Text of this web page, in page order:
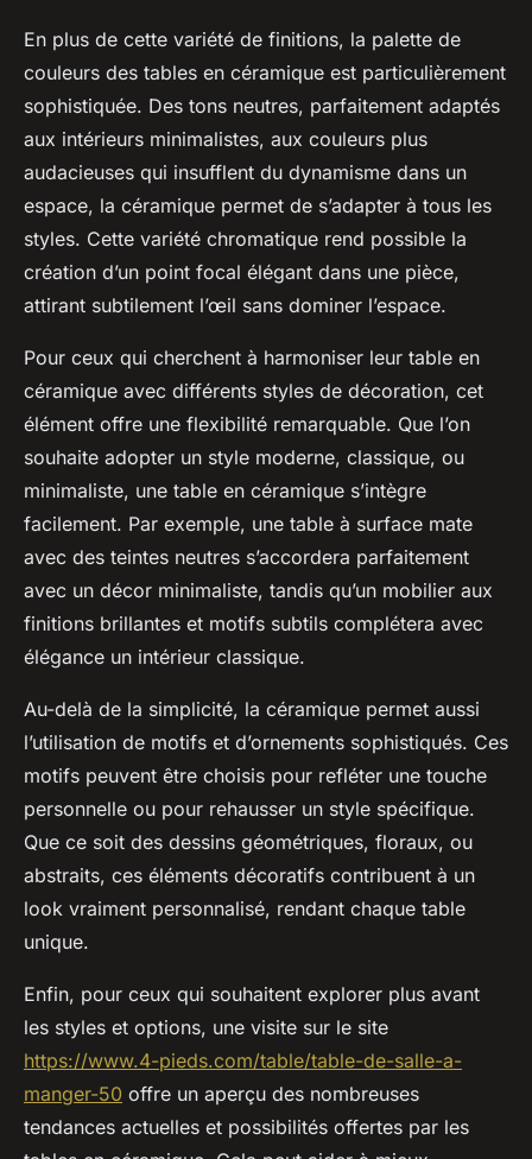
En plus de cette variété de finitions, la palette de
couleurs des tables en céramique est particulièrement
sophistiquée. Des tons neutres, parfaitement adaptés
aux intérieurs minimalistes, aux couleurs plus
audacieuses qui insufflent du dynamisme dans un
espace, la céramique permet de s’adapter à tous les
styles. Cette variété chromatique rend possible la
création d’un point focal élégant dans une pièce,
attirant subtilement l’œil sans dominer l’espace.
Pour ceux qui cherchent à harmoniser leur table en
céramique avec différents styles de décoration, cet
élément offre une flexibilité remarquable. Que l’on
souhaite adopter un style moderne, classique, ou
minimaliste, une table en céramique s’intègre
facilement. Par exemple, une table à surface mate
avec des teintes neutres s’accordera parfaitement
avec un décor minimaliste, tandis qu’un mobilier aux
finitions brillantes et motifs subtils complétera avec
élégance un intérieur classique.
Au-delà de la simplicité, la céramique permet aussi
l’utilisation de motifs et d’ornements sophistiqués. Ces
motifs peuvent être choisis pour refléter une touche
personnelle ou pour rehausser un style spécifique.
Que ce soit des dessins géométriques, floraux, ou
abstraits, ces éléments décoratifs contribuent à un
look vraiment personnalisé, rendant chaque table
unique.
Enfin, pour ceux qui souhaitent explorer plus avant
les styles et options, une visite sur le site
https://www.4-pieds.com/table/table-de-salle-a-
manger-50 offre un aperçu des nombreuses
tendances actuelles et possibilités offertes par les